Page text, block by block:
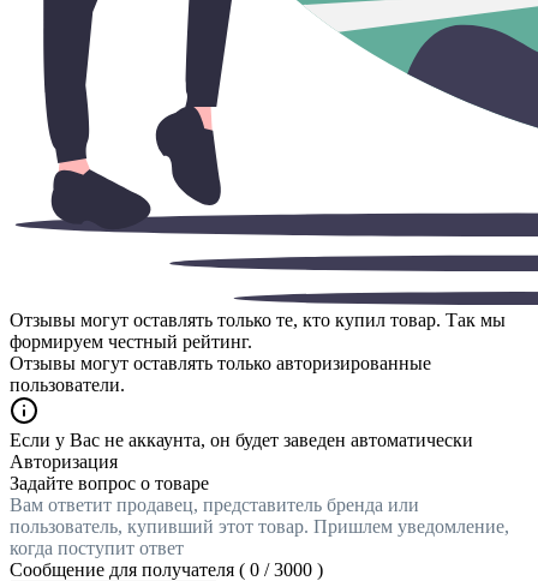
Отзывы могут оставлять только те, кто купил товар. Так мы
формируем честный рейтинг.
Отзывы могут оставлять только авторизированные
пользователи.
Если у Вас не аккаунта, он будет заведен автоматически
Авторизация
Задайте вопрос о товаре
Вам ответит продавец, представитель бренда или
пользователь, купивший этот товар. Пришлем уведомление,
когда поступит ответ
Сообщение для получателя ( 0 /3000 )